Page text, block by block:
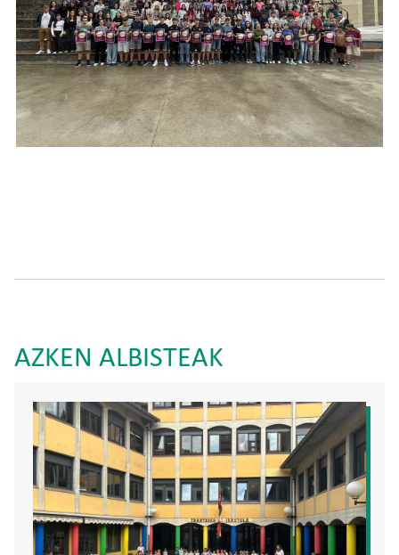
AZKEN ALBISTEAK
Irudia